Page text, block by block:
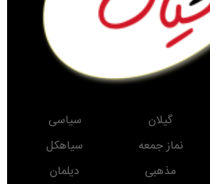
گیلان
سیاسی
نماز جمعه
سیاهکل
مذهبی
دیلمان